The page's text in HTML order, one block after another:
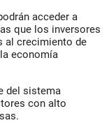
acceder a
que los inversores
al crecimiento de
economía
del sistema
con alto